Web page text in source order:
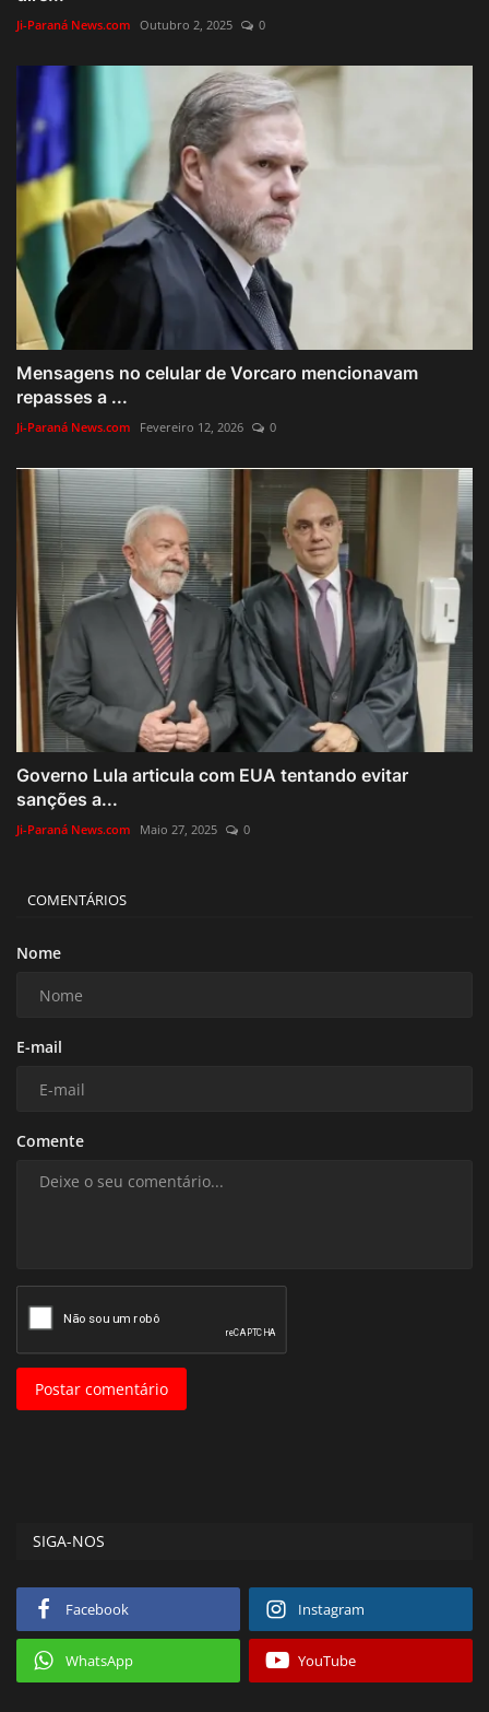
Ji-Paraná News.com Outubro 2, 2025 0
Mensagens no celular de Vorcaro mencionavam
repasses a ...
Ji-Paraná News.com Fevereiro 12, 2026 0
Governo Lula articula com EUA tentando evitar
sanções a...
Ji-Paraná News.com Maio 27, 2025 0
COMENTÁRIOS
Nome
E-mail
Comente
Postar comentário
SIGA-NOS
Facebook Instagram
WhatsApp YouTube